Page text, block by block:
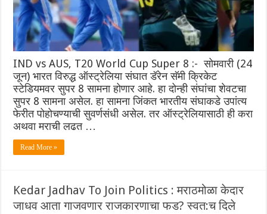
IND vs AUS, T20 World Cup Super 8 :- सोमवारी (24
जून) भारत विरुद्ध ऑस्ट्रेलिया संघात डॅरेन सॅमी क्रिकेट
स्टेडियमवर सुपर 8 सामना होणार आहे. हा दोन्ही संघांचा शेवटचा
सुपर 8 सामना असेल. हा सामना जिंकत भारतीय संघाकडे उपांत्य
फेरीत पोहोचण्याची सुवर्णसंधी असेल. तर ऑस्ट्रेलियासाठी ही करा
अथवा मराची लढत …
Read More »
Kedar Jadhav To Join Politics : मराठमोळा केदार
जाधव आता गाजवणार राजकारणाचा फड? स्वत:च दिले